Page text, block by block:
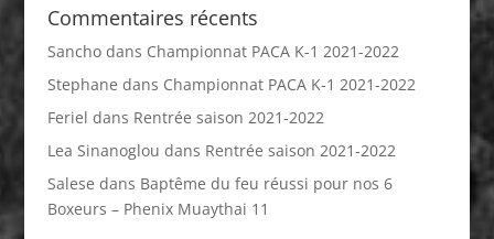
Commentaires récents
Sanchodans Championnat PACA K-1 2021-2022
Stephane dans Championnat PACA K-1 2021-2022
Feriel dans Rentrée saison 2021-2022
Lea Sinanoglou dans Rentrée saison 2021-2022
Salese dans Baptême du feu réussi pour nos 6
Boxeurs – Phenix Muaythai 11